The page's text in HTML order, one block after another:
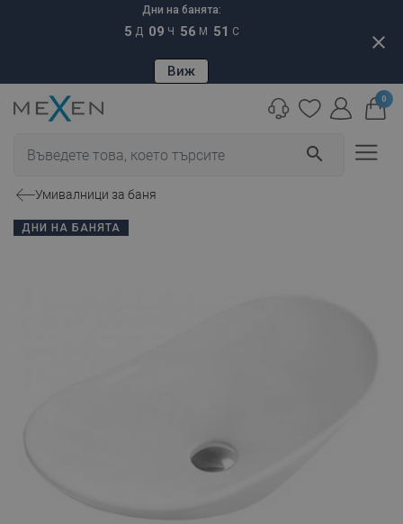
Дни на банята:
5 Д 09 Ч 56 М 50 С
Виж
close
search
0
Умивалници за баня
ДНИ НА БАНЯТА